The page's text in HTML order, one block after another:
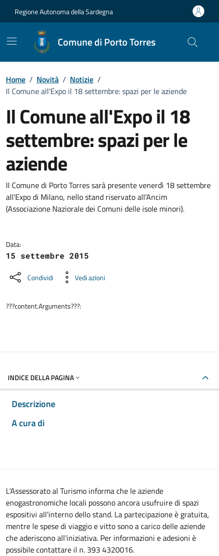
Regione Autonoma della Sardegna
Comune di Porto Torres
Home / Novità / Notizie /
Il Comune all'Expo il 18 settembre: spazi per le aziende
Il Comune all'Expo il 18
settembre: spazi per le
aziende
Dettagli della notizia
Il Comune di Porto Torres sarà presente venerdì 18 settembre
all'Expo di Milano, nello stand riservato all'Ancim
(Associazione Naziorale dei Comuni delle isole minori).
Data:
15 settembre 2015
Condividi Vedi azioni
???content.Arguments???:
INDICE DELLA PAGINA
Descrizione
A cura di
L'Assessorato al Turismo informa che le aziende
enogastronomiche locali possono ancora usufruire di spazi
espositivi all'interno dello stand. La partecipazione è gratuita,
mentre le spese di viaggio e vitto sono a carico delle aziende
che aderiscono all'iniziativa. Per informazioni e adesioni è
possibile contattare il n. 393 4320016.